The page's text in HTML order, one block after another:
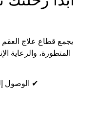
يجمع قطاع علاج العقم
✔ الوصول